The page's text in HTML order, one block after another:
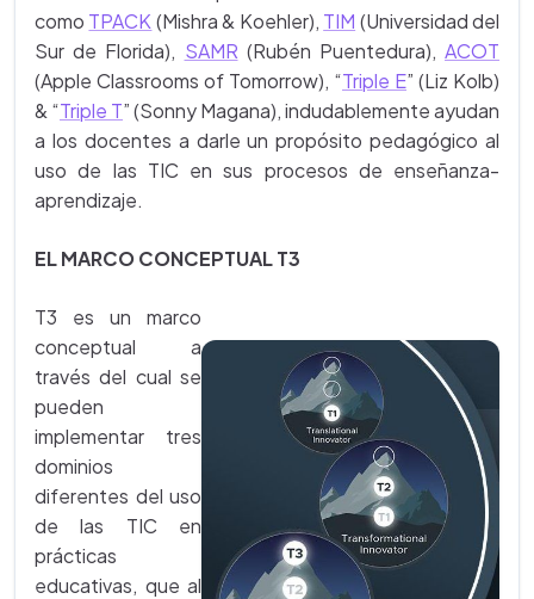
como TPACK (Mishra & Koehler), TIM (Universidad del
Sur de Florida), SAMR (Rubén Puentedura), ACOT
(Apple Classrooms of Tomorrow), “Triple E” (Liz Kolb)
& “Triple T” (Sonny Magana), indudablemente ayudan
a los docentes a darle un propósito pedagógico al
uso de las TIC en sus procesos de enseñanza-
aprendizaje.
EL MARCO CONCEPTUAL T3
T3 es un marco
conceptual a
través del cual se
pueden
implementar tres
dominios
diferentes del uso
de las TIC en
prácticas
educativas, que al